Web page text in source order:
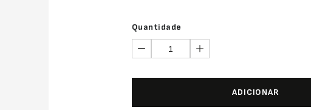
Quantidade
ADICIONAR